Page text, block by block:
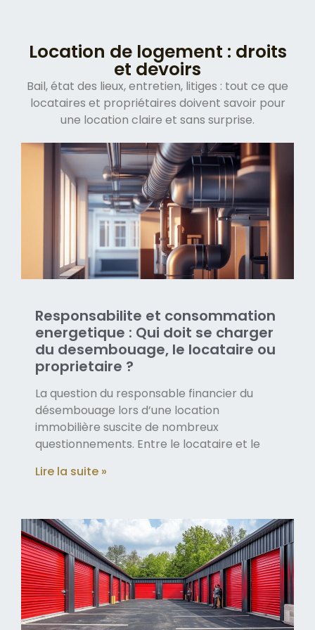
Location de logement : droits
et devoirs
Bail, état des lieux, entretien, litiges : tout ce que
locataires et propriétaires doivent savoir pour
une location claire et sans surprise.
Responsabilite et consommation
energetique : Qui doit se charger
du desembouage, le locataire ou
proprietaire ?
La question du responsable financier du
désembouage lors d’une location
immobilière suscite de nombreux
questionnements. Entre le locataire et le
Lire la suite »